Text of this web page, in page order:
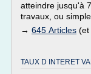
atteindre jusqu'à
travaux, ou
→ 645 Articles (et
TAUX D INTERET